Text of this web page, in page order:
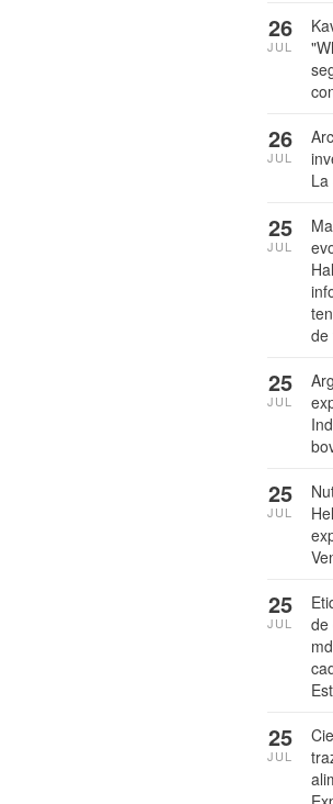
26
JUL
26
JUL
de
25
JUL
25
JUL
25
JUL
de
25
JUL
25
JUL